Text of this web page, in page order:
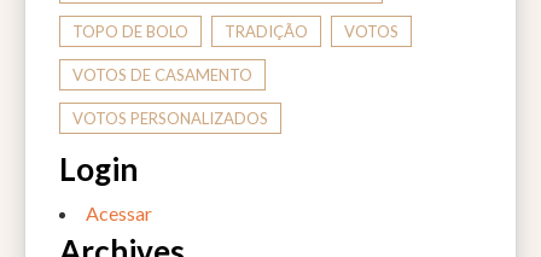
TOPO DE BOLO TRADIÇÃO VOTOS
VOTOS DE CASAMENTO
VOTOS PERSONALIZADOS
Login
Acessar